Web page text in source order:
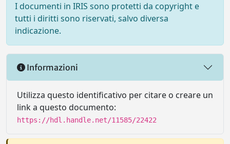
I documenti in IRIS sono protetti da copyright e
tutti i diritti sono riservati, salvo diversa
indicazione.
Informazioni
Utilizza questo identificativo per citare o creare un
link a questo documento:
https://hdl.handle.net/11585/22422